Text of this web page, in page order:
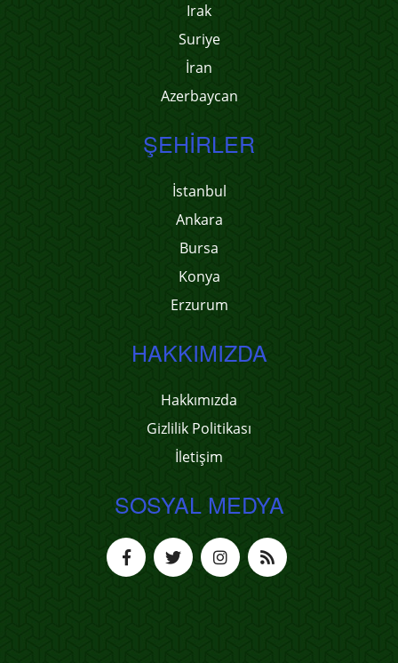
Irak
Suriye
İran
Azerbaycan
ŞEHIRLER
İstanbul
Ankara
Bursa
Konya
Erzurum
HAKKIMIZDA
Hakkımızda
Gizlilik Politikası
İletişim
SOSYAL MEDYA